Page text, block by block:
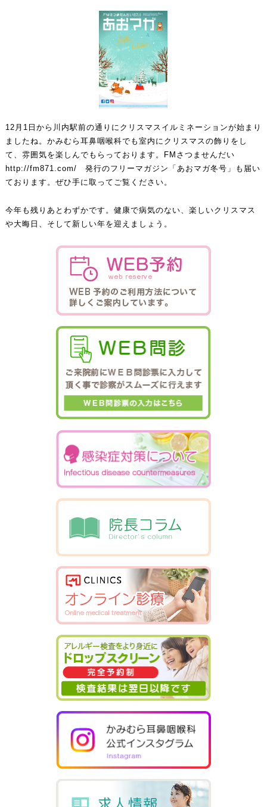
12月1日から川内駅前の通りにクリスマスイルミネーションが始まり
ましたね。かみむら耳鼻咽喉科でも室内にクリスマスの飾りをし
て、雰囲気を楽しんでもらっております。FMさつませんだい
http://fm871.com/ 発行のフリーマガジン「あおマガ冬号」も届い
ております。ぜひ手に取ってご覧ください。
今年も残りあとわずかです。健康で病気のない、楽しいクリスマス
や大晦日、そして新しい年を迎えましょう。